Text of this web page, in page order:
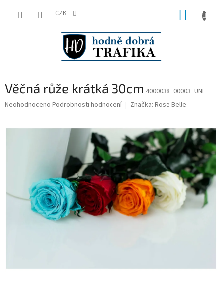
CZK
Věčná růže krátká 30cm 4000038_00003_UNI
Průměrné
Neohodnoceno Podrobnosti hodnocení Značka: Rose Belle